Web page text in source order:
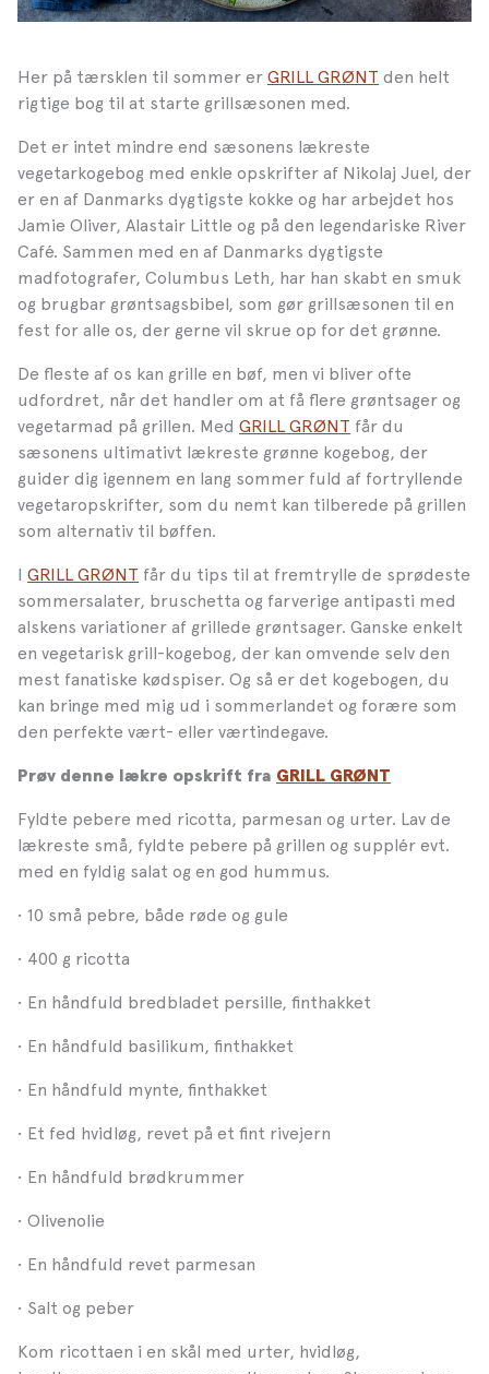
Her på tærsklen til sommer er GRILL GRØNT den helt
rigtige bog til at starte grillsæsonen med.
Det er intet mindre end sæsonens lækreste
vegetarkogebog med enkle opskrifter af Nikolaj Juel, der
er en af Danmarks dygtigste kokke og har arbejdet hos
Jamie Oliver, Alastair Little og på den legendariske River
Café. Sammen med en af Danmarks dygtigste
madfotografer, Columbus Leth, har han skabt en smuk
og brugbar grøntsagsbibel, som gør grillsæsonen til en
fest for alle os, der gerne vil skrue op for det grønne.
De fleste af os kan grille en bøf, men vi bliver ofte
udfordret, når det handler om at få flere grøntsager og
vegetarmad på grillen. Med GRILL GRØNT får du
sæsonens ultimativt lækreste grønne kogebog, der
guider dig igennem en lang sommer fuld af fortryllende
vegetaropskrifter, som du nemt kan tilberede på grillen
som alternativ til bøffen.
I GRILL GRØNT får du tips til at fremtrylle de sprødeste
sommersalater, bruschetta og farverige antipasti med
alskens variationer af grillede grøntsager. Ganske enkelt
en vegetarisk grill-kogebog, der kan omvende selv den
mest fanatiske kødspiser. Og så er det kogebogen, du
kan bringe med mig ud i sommerlandet og forære som
den perfekte vært- eller værtindegave.
Prøv denne lækre opskrift fra GRILL GRØNT
Fyldte pebere med ricotta, parmesan og urter. Lav de
lækreste små, fyldte pebere på grillen og supplér evt.
med en fyldig salat og en god hummus.
• 10 små pebre, både røde og gule
• 400 g ricotta
• En håndfuld bredbladet persille, finthakket
• En håndfuld basilikum, finthakket
• En håndfuld mynte, finthakket
• Et fed hvidløg, revet på et fint rivejern
• En håndfuld brødkrummer
• Olivenolie
• En håndfuld revet parmesan
• Salt og peber
Kom ricottaen i en skål med urter, hvidløg,